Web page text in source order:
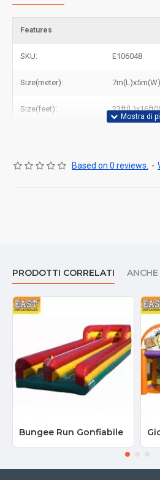
Features
SKU: E106048
Size(meter):
Size(feet):
Based on 0 reviews. -
PRODOTTI CORRELATI
Bungee Run Gonfiabile